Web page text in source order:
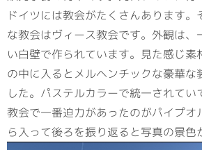
特設サイト
施工実績 ス
お問合せ
ドイツには教会がたくさんあります。
な教会はヴィース教会です。外観は、
い白壁で作られています。見た感じ素
の中に入るとメルヘンチックな豪華な
した。パステルカラーで統一されてい
教会で一番迫力があったのがパイプオ
ら入って後ろを振り返ると写真の景色